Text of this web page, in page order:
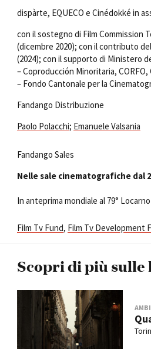
dispàrte, EQUECO e Cinédokké in
con il sostegno di Film Commission
(dicembre 2020); con il contributo
(2024); con il supporto di Ministero
– Coproducción Minoritaria,
– Fondo Cantonale per la
Fandango Distribuzione
Paolo Polacchi; Emanuele Valsania
Fandango Sales
Nelle sale cinematografiche dal
In anteprima mondiale al 79°
Film Tv Fund, Film Tv Development
Scopri di più sulle